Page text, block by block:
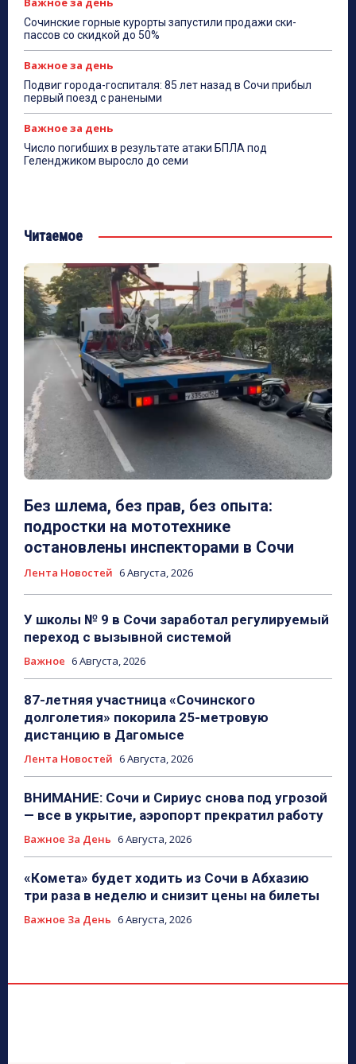
Сочинские горные курорты запустили продажи ски-
пассов со скидкой до 50%
Важное за день
Подвиг города-госпиталя: 85 лет назад в Сочи прибыл
первый поезд с ранеными
Важное за день
Число погибших в результате атаки БПЛА под
Геленджиком выросло до семи
Читаемое
Без шлема, без прав, без опыта:
подростки на мототехнике
остановлены инспекторами в Сочи
Лента Новостей 6 Августа, 2026
У школы № 9 в Сочи заработал регулируемый
переход с вызывной системой
Важное 6 Августа, 2026
87-летняя участница «Сочинского
долголетия» покорила 25-метровую
дистанцию в Дагомысе
Лента Новостей 6 Августа, 2026
ВНИМАНИЕ: Сочи и Сириус снова под угрозой
— все в укрытие, аэропорт прекратил работу
Важное За День 6 Августа, 2026
«Комета» будет ходить из Сочи в Абхазию
три раза в неделю и снизит цены на билеты
Важное За День 6 Августа, 2026